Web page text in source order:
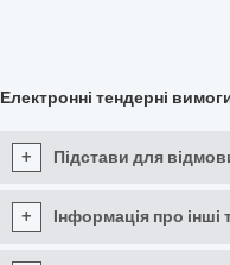
Електронні тендерні
+ Підстави для
+ Інформація про інші